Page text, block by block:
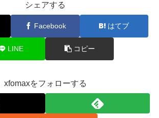
シェアする
Facebook はてブ
LINE コピー
xfomaxをフォローする